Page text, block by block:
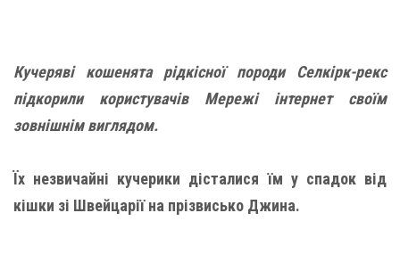
Кучеряві кошенята рідкісної породи Селкірк-рекс
підкорили користувачів Мережі інтернет своїм
зовнішнім виглядом.
Їх незвичайні кучерики дісталися їм у спадок від
кішки зі Швейцарії на прізвисько Джина.